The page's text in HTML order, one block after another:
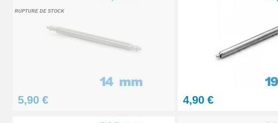
Outil pointeau de pose suisse professionnel BERGEON
28,90 €
Pointeau de Pose Tête Interchangeable
RUPTURE DE STOCK
5,90 € 4,90 €